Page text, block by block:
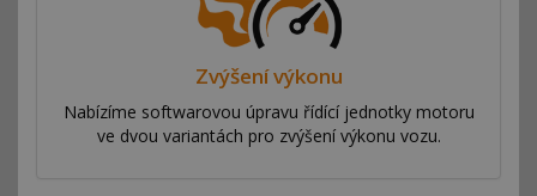
Zvýšení výkonu
Nabízíme softwarovou úpravu řídící jednotky motoru
ve dvou variantách pro zvýšení výkonu vozu.